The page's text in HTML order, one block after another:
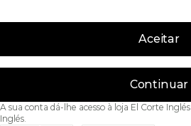
Aceitar
Continuar
A sua conta dá-lhe acesso à loja El Corte
Inglés.